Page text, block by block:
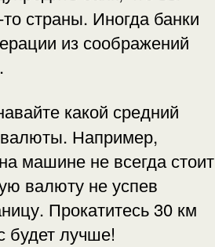
из соображений
валюты. Например,
машине не всегда стоит
валюту не успев
Прокатитесь 30 км
будет лучше!